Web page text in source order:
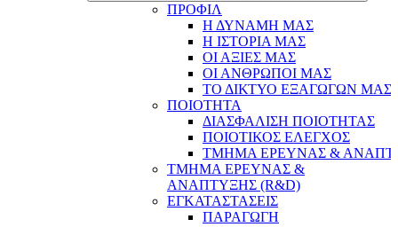
ΠΡΟΦΙΛ
Η ΔΥΝΑΜΗ ΜΑΣ
Η ΙΣΤΟΡΙΑ ΜΑΣ
ΟΙ ΑΞΙΕΣ ΜΑΣ
ΟΙ ΑΝΘΡΩΠΟΙ ΜΑΣ
ΤΟ ΔΙΚΤΥΟ ΕΞΑΓΩΓΩΝ ΜΑΣ
ΠΟΙΟΤΗΤΑ
ΔΙΑΣΦΑΛΙΣΗ ΠΟΙΟΤΗΤΑΣ
ΠΟΙΟΤΙΚΟΣ ΕΛΕΓΧΟΣ
ΤΜΗΜΑ ΕΡΕΥΝΑΣ &
ΤΜΗΜΑ ΕΡΕΥΝΑΣ &
ΑΝΑΠΤΥΞΗΣ (R&D)
ΕΓΚΑΤΑΣΤΑΣΕΙΣ
ΠΑΡΑΓΩΓΗ